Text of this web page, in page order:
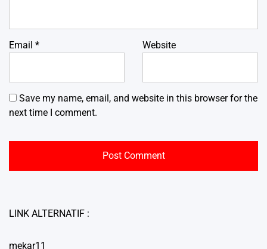
Email * Website
Save my name, email, and website in this browser for the
next time I comment.
LINK ALTERNATIF :
mekar11